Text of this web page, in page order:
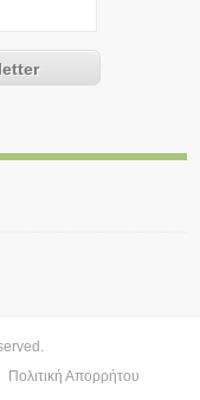
Πολιτική Απορρήτου